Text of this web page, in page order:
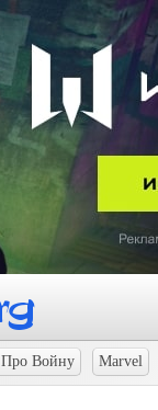
Про Войну Marvel